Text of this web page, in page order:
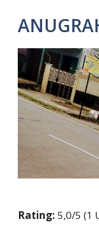
Rating: 5,0/5 (1